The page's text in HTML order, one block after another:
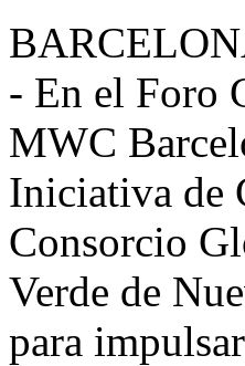
- En el Foro
MWC
Iniciativa de
Consorcio
Verde de
para